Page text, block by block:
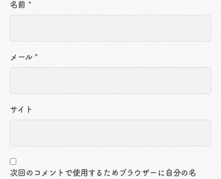
名前 *
メール *
サイト
次回のコメントで使用するためブラウザーに自分の名